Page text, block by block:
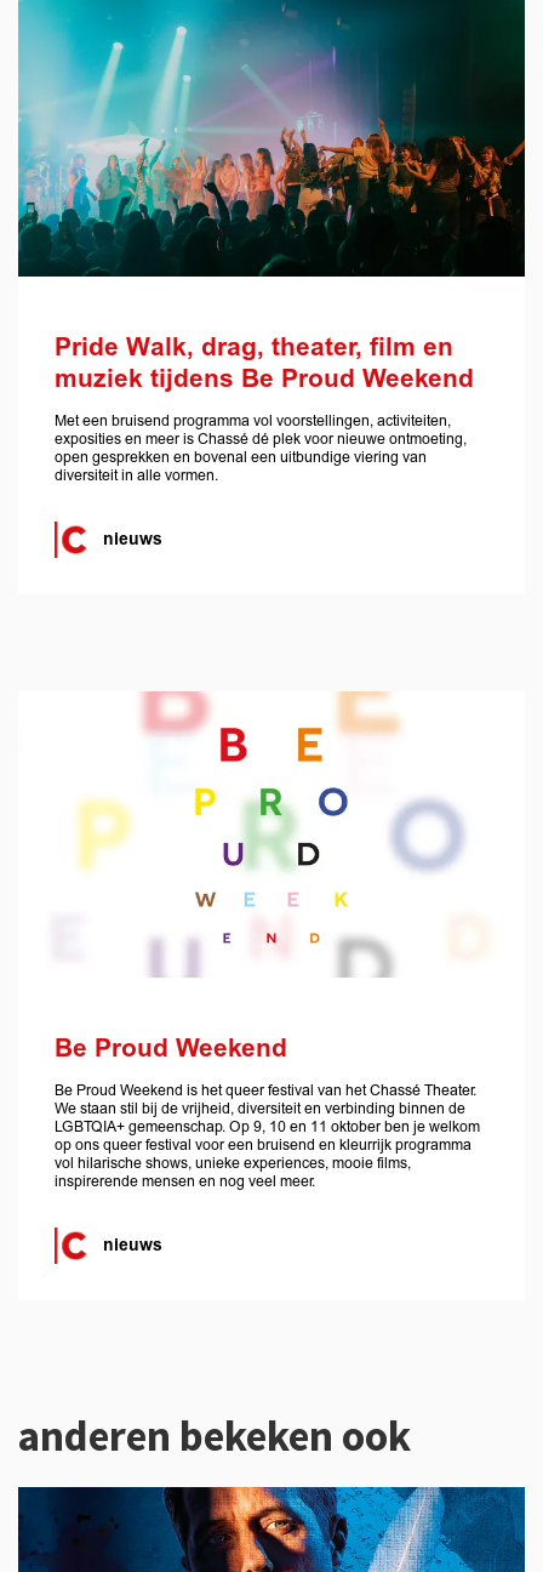
Pride Walk, drag, theater, film en
muziek tijdens Be Proud Weekend
Met een bruisend programma vol voorstellingen, activiteiten,
exposities en meer is Chassé dé plek voor nieuwe ontmoeting,
open gesprekken en bovenal een uitbundige viering van
diversiteit in alle vormen.
nieuws
Be Proud Weekend
Be Proud Weekend is het queer festival van het Chassé Theater.
We staan stil bij de vrijheid, diversiteit en verbinding binnen de
LGBTQIA+ gemeenschap. Op 9, 10 en 11 oktober ben je welkom
op ons queer festival voor een bruisend en kleurrijk programma
vol hilarische shows, unieke experiences, mooie films,
inspirerende mensen en nog veel meer.
nieuws
anderen bekeken ook